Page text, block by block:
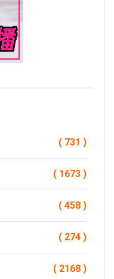
( 731 )
( 1673 )
( 458 )
( 274 )
( 2168 )